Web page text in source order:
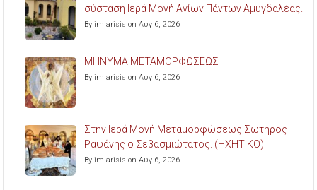
σύσταση Ιερά Μονή Αγίων Πάντων Αμυγδαλέας.
By imlarisis on Αυγ 6, 2026
ΜΗΝΥΜΑ ΜΕΤΑΜΟΡΦΩΣΕΩΣ
By imlarisis on Αυγ 6, 2026
Στην Ιερά Μονή Μεταμορφώσεως Σωτήρος
Ραψάνης ο Σεβασμιώτατος. (ΗΧΗΤΙΚΟ)
By imlarisis on Αυγ 6, 2026